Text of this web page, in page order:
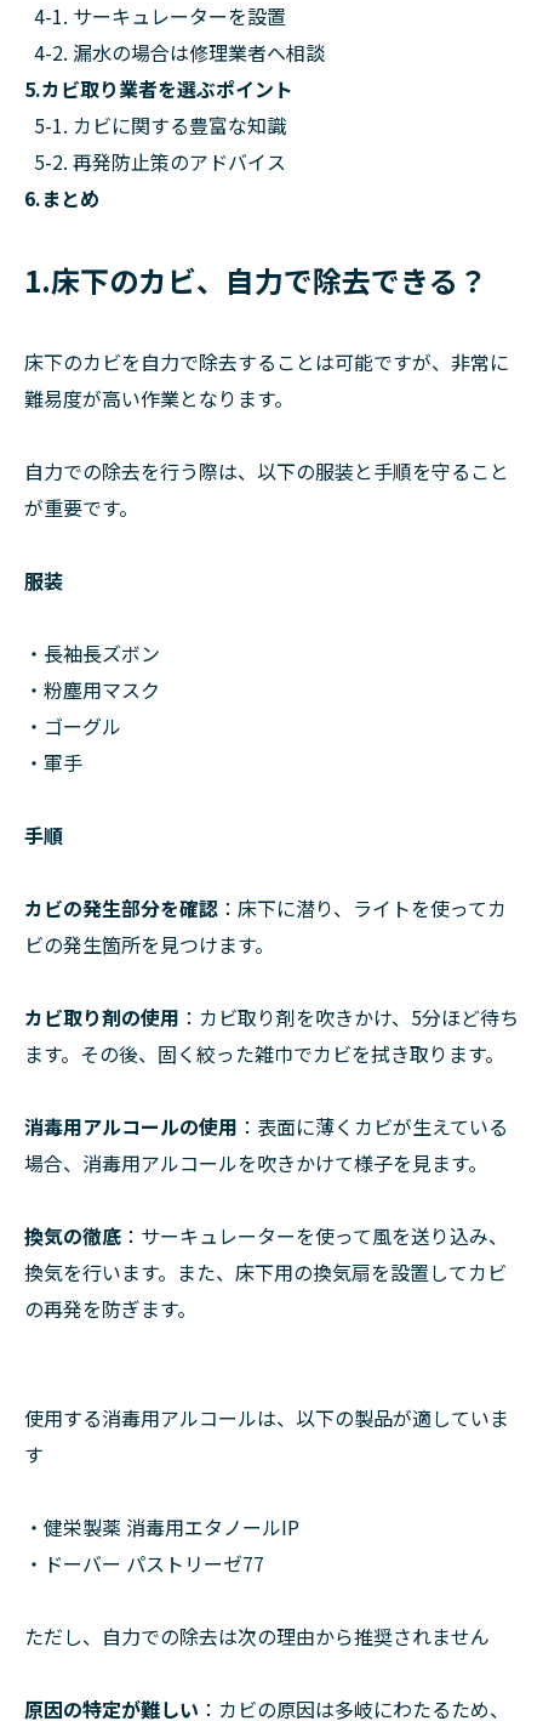
4-1. サーキュレーターを設置
4-2. 漏水の場合は修理業者へ相談
5.カビ取り業者を選ぶポイント
5-1. カビに関する豊富な知識
5-2. 再発防止策のアドバイス
6.まとめ
1.床下のカビ、自力で除去できる？
床下のカビを自力で除去することは可能ですが、非常に
難易度が高い作業となります。
自力での除去を行う際は、以下の服装と手順を守ること
が重要です。
服装
・長袖長ズボン
・粉塵用マスク
・ゴーグル
・軍手
手順
カビの発生部分を確認 ：床下に潜り、ライトを使ってカ
ビの発生箇所を見つけます。
カビ取り剤の使用 ：カビ取り剤を吹きかけ、5分ほど待ち
ます。その後、固く絞った雑巾でカビを拭き取ります。
消毒用アルコールの使用 ：表面に薄くカビが生えている
場合、消毒用アルコールを吹きかけて様子を見ます。
換気の徹底 ：サーキュレーターを使って風を送り込み、
換気を行います。また、床下用の換気扇を設置してカビ
の再発を防ぎます。
使用する消毒用アルコールは、以下の製品が適していま
す
・健栄製薬 消毒用エタノールIP
・ドーバー パストリーゼ77
ただし、自力での除去は次の理由から推奨されません
原因の特定が難しい ：カビの原因は多岐にわたるため、